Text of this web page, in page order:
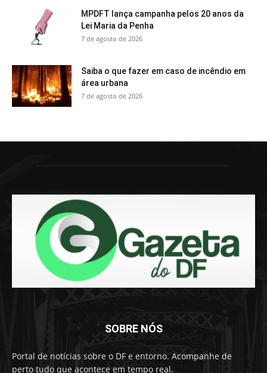
MPDFT lança campanha pelos 20 anos da
Lei Maria da Penha
7 de agosto de 2026
Saiba o que fazer em caso de incêndio em
área urbana
7 de agosto de 2026
SOBRE NÓS
Portal de notícias sobre o DF e entorno. Acompanhe de
perto tudo que acontece em tempo real.